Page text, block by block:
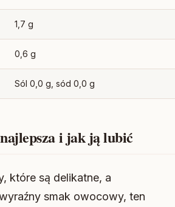
1,7 g
0,6 g
Sól 0,0 g, sód 0,0 g
i jak ją lubić
które są delikatne, a
smak owocowy, ten